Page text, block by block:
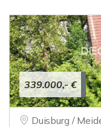
339.000,- €
Duisburg /